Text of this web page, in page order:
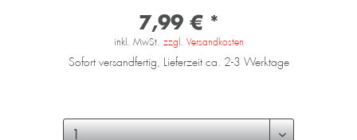
7,99 € *
inkl. MwSt. zzgl. Versandkosten
Sofort versandfertig, Lieferzeit ca. 2-3 Werktage